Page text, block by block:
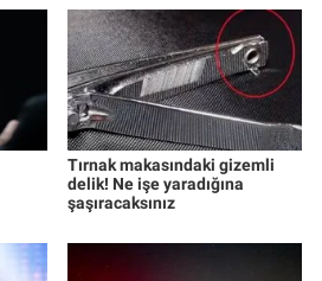
Tırnak makasındaki gizemli
delik! Ne işe yaradığına
şaşıracaksınız